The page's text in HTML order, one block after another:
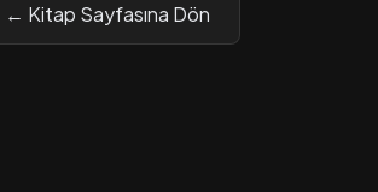
← Kitap Sayfasına Dön